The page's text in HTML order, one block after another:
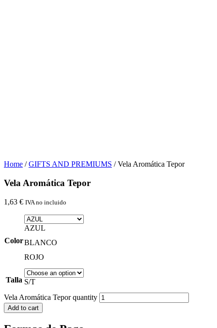
Home /GIFTS AND PREMIUMS / Vela Aromática Tepor
Vela Aromática Tepor
1,63 € IVA no incluido
Color
AZUL
BLANCO
ROJO
Talla S/T
Vela Aromática Tepor quantity
Add to cart